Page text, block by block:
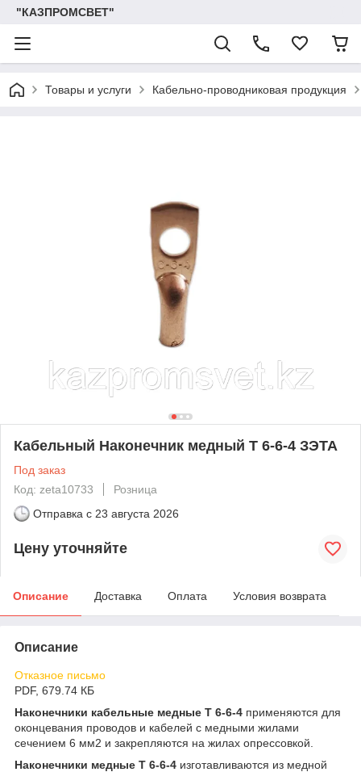
"КАЗПРОМСВЕТ"
Товары и услуги Кабельно-проводниковая продукция
Кабельный Наконечник медный Т 6-6-4 ЗЭТА
Под заказ
Код: zeta10733
Розница
Отправка с 23 августа 2026
Цену уточняйте
Описание Доставка Оплата Условия возврата
Описание
Отказное письмо
PDF, 679.74 КБ
Наконечники кабельные медные Т 6-6-4 применяются для
оконцевания проводов и кабелей с медными жилами
сечением 6 мм2 и закрепляются на жилах опрессовкой.
Наконечники медные Т 6-6-4 изготавливаются из медной